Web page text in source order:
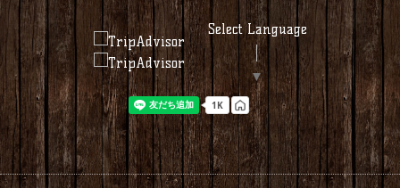
Select Language
▼